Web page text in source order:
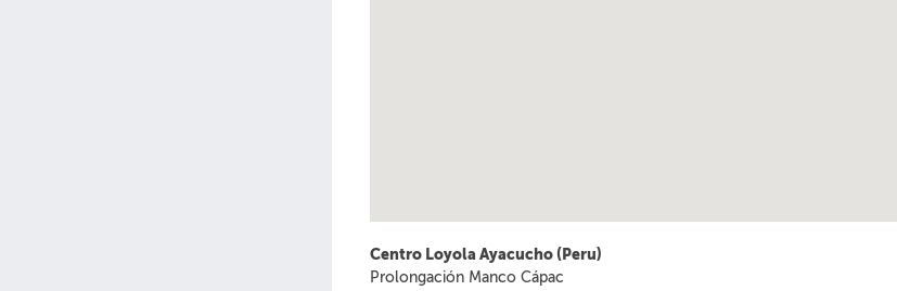
Centro Loyola Ayacucho (Peru)
Prolongación Manco Cápac